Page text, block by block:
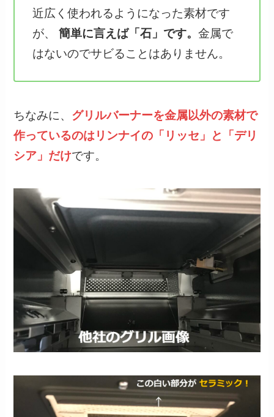
近広く使われるようになった素材です
が、 簡単に言えば「石」です。 金属で
はないのでサビることはありません。
ちなみに、 グリルバーナーを金属以外の素材で
作っているのはリンナイの「リッセ」と「デリ
シア」だけです。